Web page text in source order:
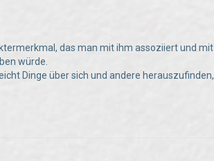
das man mit ihm assoziiert und mit
würde.
Dinge über sich und andere herauszufinden,